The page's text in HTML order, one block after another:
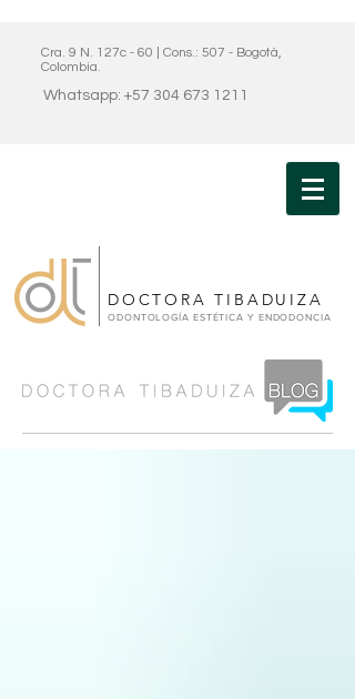
Cra. 9 N. 127c - 60 | Cons.: 507 - Bogotá,
Colombia.
Whatsapp: +57 304 673 1211
DOCTORA TIBADUIZA
ODONTOLOGÍA ESTÉTICA Y ENDODONCIA